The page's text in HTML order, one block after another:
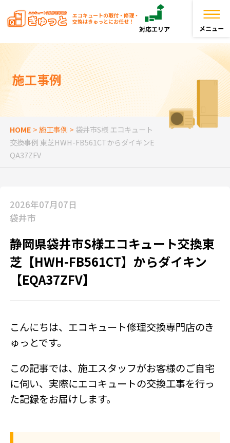
トップページ
きゅっとが選ばれる理由
エコキュートを探す
お役立ち情報
よくある質問
SNSアカウント
エコキュートの取付・修理・
交換はきゅっとにお任せ！
施工事例
HOME >施工事例 > 袋井市S様 エコキュート
交換事例 東芝HWH-FB561CTからダイキンE
QA37ZFV
2026年07月07日
袋井市
静岡県袋井市S様エコキュート交換東
芝【HWH-FB561CT】からダイキン
【EQA37ZFV】
こんにちは、エコキュート修理交換専門店のき
ゅっとです。
この記事では、施工スタッフがお客様のご自宅
に伺い、実際にエコキュートの交換工事を行っ
た記録をお届けします。